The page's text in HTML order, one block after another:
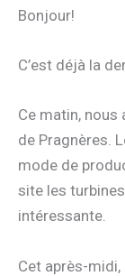
Bonjour!
C’est déjà la
Ce matin,
de Pragnères.
mode de
site les
intéressante.
Cet après-